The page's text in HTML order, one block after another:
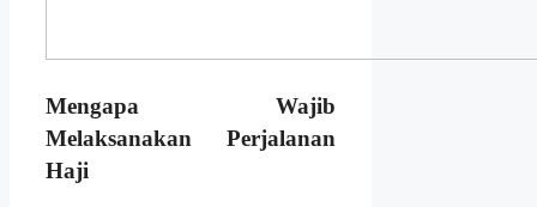
Mengapa Wajib
Melaksanakan Perjalanan
Haji